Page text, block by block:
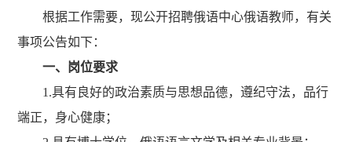
根据工作需要，现公开招聘俄语中心俄语教师，有关
事项公告如下：
一、岗位要求
1.具有良好的政治素质与思想品德，遵纪守法，品行
端正，身心健康；